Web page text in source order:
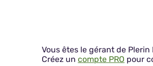
Vous êtes le gérant de Plerin
Créez un compte PRO pour